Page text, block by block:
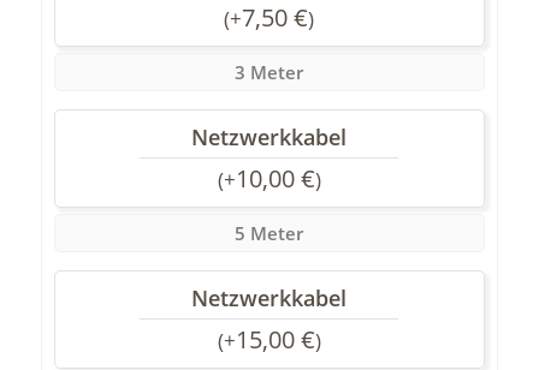
(+7,50€)
3 Meter
Netzwerkkabel
(+10,00€)
5 Meter
Netzwerkkabel
(+15,00€)